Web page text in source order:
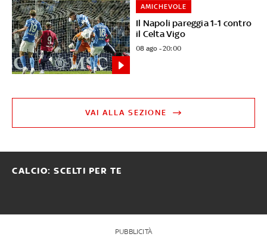
Il Napoli pareggia 1-1 contro
il Celta Vigo
AMICHEVOLE
08 ago - 20:00
VAI ALLA SEZIONE
CALCIO: SCELTI PER TE
PUBBLICITÀ